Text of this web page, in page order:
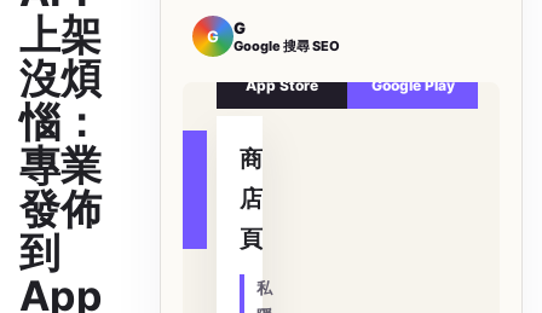
上架
沒煩
惱：
專業
發佈
到
App
G G
Google 搜尋 SEO
商
店
頁
私
App Store Google Play